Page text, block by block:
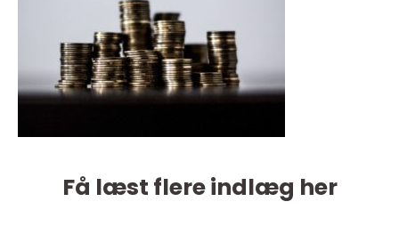
Få læst flere indlæg her